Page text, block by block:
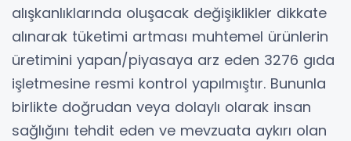
alışkanlıklarında oluşacak değişiklikler dikkate
alınarak tüketimi artması muhtemel ürünlerin
üretimini yapan/piyasaya arz eden 3276 gıda
işletmesine resmi kontrol yapılmıştır. Bununla
birlikte doğrudan veya dolaylı olarak insan
sağlığını tehdit eden ve mevzuata aykırı olan